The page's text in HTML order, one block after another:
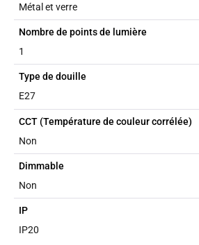
Métal et verre
Nombre de points de lumière
1
Type de douille
E27
CCT (Température de couleur corrélée)
Non
Dimmable
Non
IP
IP20